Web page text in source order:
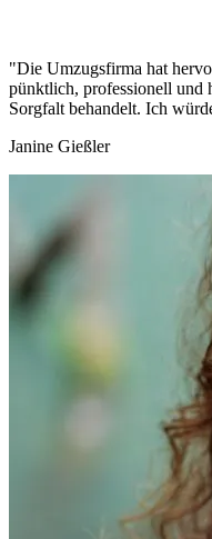
"Die Umzugsfirma hat
pünktlich, professionell und
Sorgfalt behandelt. Ich
Janine Gießler